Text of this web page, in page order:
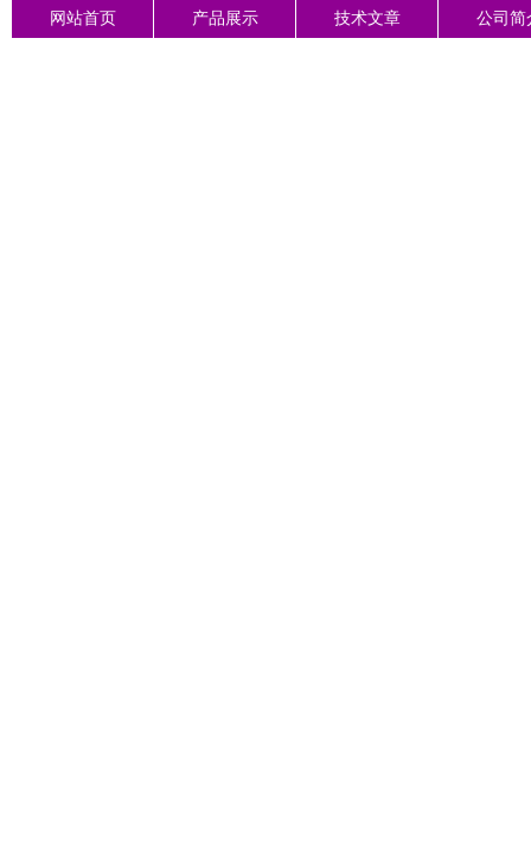
网站首页 产品展示 技术文章 公司简